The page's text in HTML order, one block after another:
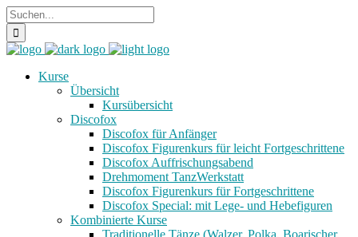
Kurse
Übersicht
Kursübersicht
Discofox
Discofox für Anfänger
Discofox Figurenkurs für leicht Fortgeschrittene
Discofox Auffrischungsabend
Drehmoment TanzWerkstatt
Discofox Figurenkurs für Fortgeschrittene
Discofox Special: mit Lege- und Hebefiguren
Kombinierte Kurse
Traditionelle Tänze (Walzer, Polka, Boarischer,